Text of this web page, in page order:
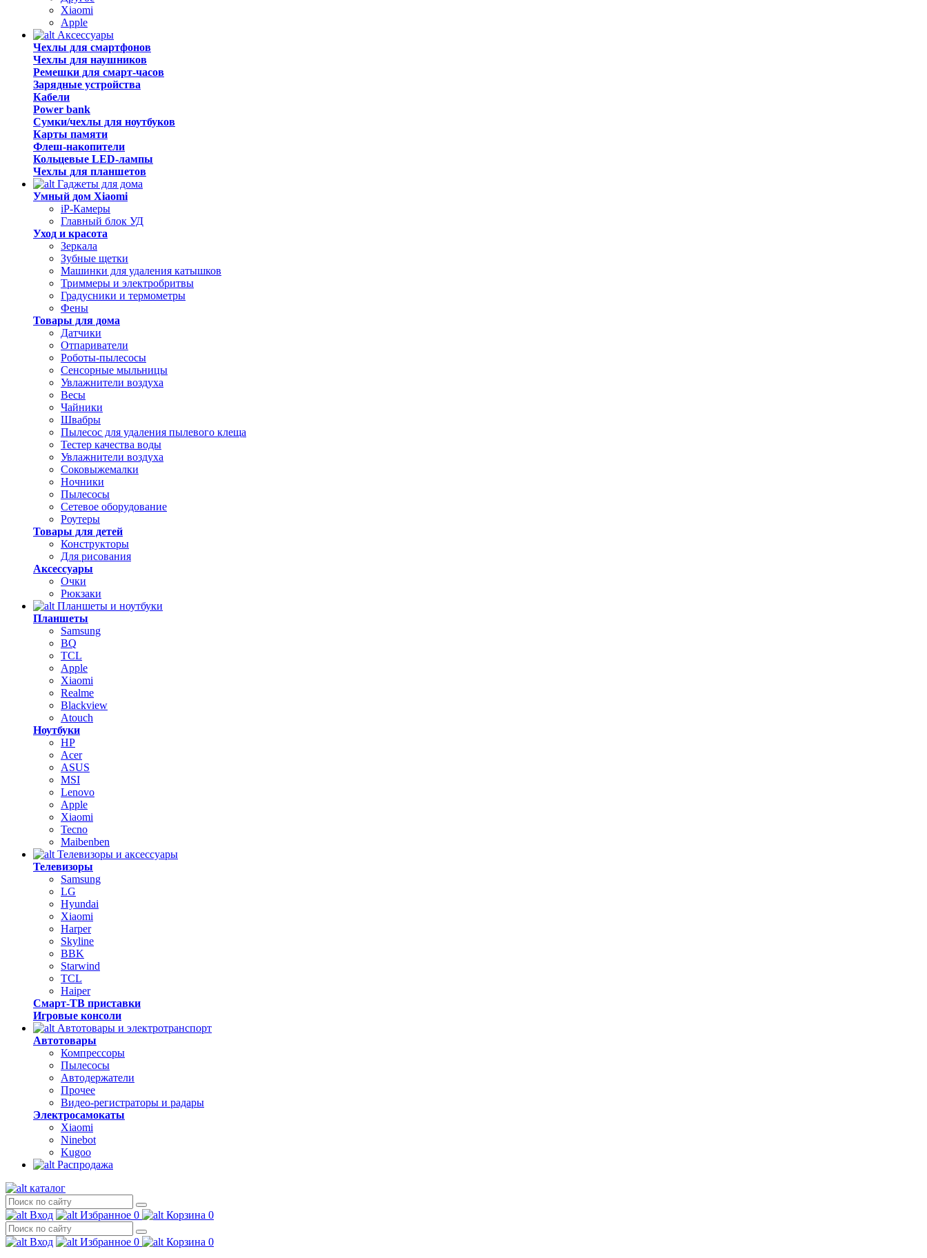
Xiaomi
Apple
Аксессуары
Чехлы для смартфонов
Чехлы для наушников
Ремешки для смарт-часов
Зарядные устройства
Кабели
Power bank
Сумки/чехлы для ноутбуков
Карты памяти
Флеш-накопители
Кольцевые LED-лампы
Чехлы для планшетов
Гаджеты для дома
Умный дом Xiaomi
iP-Камеры
Главный блок УД
Уход и красота
Зеркала
Зубные щетки
Машинки для удаления катышков
Триммеры и электробритвы
Градусники и термометры
Фены
Товары для дома
Датчики
Отпариватели
Роботы-пылесосы
Сенсорные мыльницы
Увлажнители воздуха
Весы
Чайники
Швабры
Пылесос для удаления пылевого клеща
Тестер качества воды
Увлажнители воздуха
Соковыжемалки
Ночники
Пылесосы
Сетевое оборудование
Роутеры
Товары для детей
Конструкторы
Для рисования
Аксессуары
Очки
Рюкзаки
Планшеты и ноутбуки
Планшеты
Samsung
BQ
TCL
Apple
Xiaomi
Realme
Blackview
Atouch
Ноутбуки
HP
Acer
ASUS
MSI
Lenovo
Apple
Xiaomi
Tecno
Maibenben
Телевизоры и аксессуары
Телевизоры
Samsung
LG
Hyundai
Xiaomi
Harper
Skyline
BBK
Starwind
TCL
Haiper
Смарт-ТВ приставки
Игровые консоли
Автотовары и электротранспорт
Автотовары
Компрессоры
Пылесосы
Автодержатели
Прочее
Видео-регистраторы и радары
Электросамокаты
Xiaomi
Ninebot
Kugoo
Распродажа
каталог
Вход Избранное 0 Корзина 0
Вход Избранное 0 Корзина 0